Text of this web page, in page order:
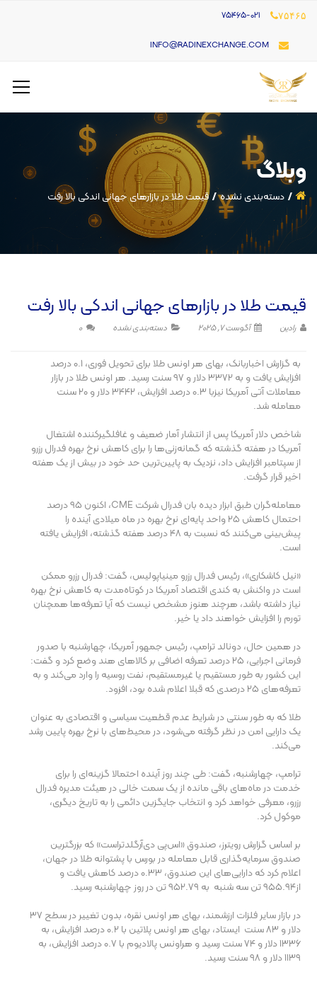
۷۵۴۶۵
INFO@RADINEXCHANGE.COM
وبلاگ
دسته‌بندی نشده قیمت طلا در بازارهای جهانی اندکی بالا رفت
قیمت طلا در بازارهای جهانی اندکی بالا رفت
رادین آگوست 7, 2025 دسته‌بندی نشده 0
به گزارش اخباربانک، بهای هر اونس طلا برای تحویل فوری، ۰.۱ درصد
افزایش یافت و به ۳۳۷۲ دلار و ۹۷ سنت رسید. هر اونس طلا در بازار
معاملات آتی آمریکا نیزبا ۰.۳ درصد افزایش، ۳۴۴۲ دلار و ۲۰ سنت
معامله شد.
شاخص دلار آمریکا پس از انتشار آمار ضعیف و غافلگیرکننده اشتغال
آمریکا در هفته گذشته که گمانه‌زنی‌ها را برای کاهش نرخ بهره فدرال رزرو
از سپتامبر افزایش داد، نزدیک به پایین‌ترین حد خود در بیش از یک هفته
اخیر قرار گرفت.
معامله‌گران طبق ابزار دیده بان فدرال شرکت CME، اکنون ۹۵ درصد
احتمال کاهش ۲۵ واحد پایه‌ای نرخ بهره در ماه میلادی آینده را
پیش‌بینی می‌کنند که نسبت به ۴۸ درصد هفته گذشته، افزایش یافته
است.
«نیل کاشکاری»، رئیس فدرال رزرو مینیاپولیس، گفت: فدرال رزرو ممکن
است در واکنش به کندی اقتصاد آمریکا در کوتاه‌مدت به کاهش نرخ بهره
نیاز داشته باشد، هرچند هنوز مشخص نیست که آیا تعرفه‌ها همچنان
تورم را افزایش خواهند داد یا خیر.
در همین حال، دونالد ترامپ، رئیس جمهور آمریکا، چهارشنبه با صدور
فرمانی اجرایی، ۲۵ درصد تعرفه اضافی بر کالاهای هند وضع کرد و گفت:
این کشور به طور مستقیم یا غیرمستقیم، نفت روسیه را وارد می‌کند و به
تعرفه‌های ۲۵ درصدی که قبلا اعلام شده بود، افزود.
طلا که به طور سنتی در شرایط عدم قطعیت سیاسی و اقتصادی به عنوان
یک دارایی امن در نظر گرفته می‌شود، در محیط‌های با نرخ بهره پایین رشد
می‌کند.
ترامپ، چهارشنبه، گفت: طی چند روز آینده احتمالا گزینه‌ای را برای
خدمت در ماه‌های باقی مانده از یک سمت خالی در هیئت مدیره فدرال
رزرو، معرفی خواهد کرد و انتخاب جایگزین دائمی را به تاریخ دیگری،
موکول کرد.
بر اساس گزارش رویترز، صندوق «اس‌پی دی‌آرگلدتراست» که بزرگترین
صندوق سرمایه‌گذاری قابل معامله در بورس با پشتوانه طلا در جهان،
اعلام کرد که دارایی‌های این صندوق، ۰.۳۳ درصد کاهش یافت و
از۹۵۵.۹۴ تن سه شنبه به ۹۵۲.۷۹ تن در روز چهارشنبه رسید.
در بازار سایر فلزات ارزشمند، بهای هر اونس نقره، بدون تغییر در سطح ۳۷
دلار و ۸۳ سنت ایستاد، بهای هر اونس پلاتین با ۰.۲ درصد افزایش، به
۱۳۳۶ دلار و ۷۴ سنت رسید و هراونس پالادیوم با ۰.۷ درصد افزایش، به
۱۱۳۹ دلار و ۹۸ سنت رسید.